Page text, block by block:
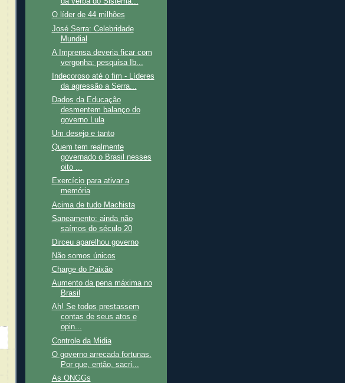
O líder de 44 milhões
José Serra: Celebridade
Mundial
A Imprensa deveria ficar com
vergonha: pesquisa Ib...
Indecoroso até o fim - Líderes
da agressão a Serra...
Dados da Educação
desmentem balanço do
governo Lula
Um desejo e tanto
Quem tem realmente
governado o Brasil nesses
oito ...
Exercício para ativar a
memória
Acima de tudo Machista
Saneamento: ainda não
saímos do século 20
Dirceu aparelhou governo
Não somos únicos
Charge do Paixão
Aumento da pena máxima no
Brasil
Ah! Se todos prestassem
contas de seus atos e
opin...
Controle da Midia
O governo arrecada fortunas.
Por que, então, sacri...
As ONGGs